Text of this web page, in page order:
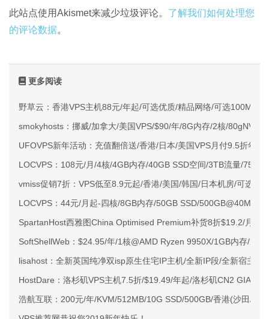
此站点使用Akismet来减少垃圾评论。 了解我们如何处理您
的评论数据。
更多阅读
野草云：香港VPS主机88元/年起/可选优质/精品网络/可选100M不
smokyhosts：挪威/加拿大/美国VPS/$90/年/8G内存/2核/
UFOVPS新年活动：充值翻倍送/香港/日本/美国VPS月付9.5折年
LOCVPS：108元/月/4核/4GB内存/40GB SSD空间/3TB流量/
vmiss促销7折：VPS低至8.9元起/香港/美国/韩国/日本机房/可选
LOCVPS：44元/月起-四核/8GB内存/50GB SSD/
SpartanHost西雅图China Optimised Premium补货8折$19.2/月起
SoftShellWeb：$24.95/年/1核@AMD Ryzen 9950X/1GB内存/
lisahost：全新英国纯净双isp原生住宅IP主机/全新IP段/全新宿主机
HostDare：洛杉矶VPS主机7.5折/$19.49/年起/洛杉矶CN2 GIA/日
浩航互联：200元/年/KVM/512MB/10G SSD/500GB/香港(沙田/大